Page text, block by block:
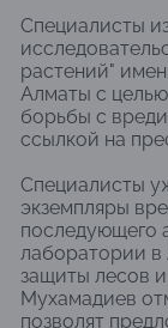
Специалисты
растений"
Алматы с
борьбы с
ссылкой на
Специалисты
экземпляры
последующего
лаборатории
защиты лесов
Мухамадиев
позволят